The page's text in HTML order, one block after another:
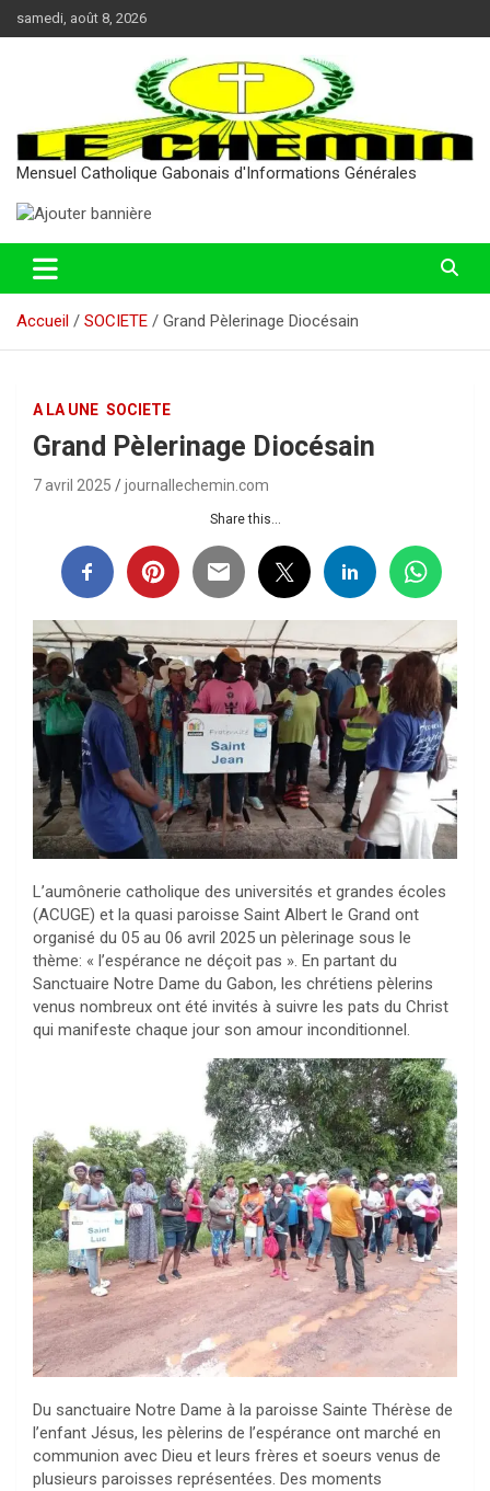
au
samedi, août 8, 2026
Mensuel Catholique Gabonais d'Informations Générales
Accueil SOCIETE Grand Pèlerinage Diocésain
A LA UNE SOCIETE
Grand Pèlerinage Diocésain
7 avril 2025 journallechemin.com
Share this...
L’aumônerie catholique des universités et grandes écoles
(ACUGE) et la quasi paroisse Saint Albert le Grand ont
organisé du 05 au 06 avril 2025 un pèlerinage sous le
thème: « l’espérance ne déçoit pas ». En partant du
Sanctuaire Notre Dame du Gabon, les chrétiens pèlerins
venus nombreux ont été invités à suivre les pats du Christ
qui manifeste chaque jour son amour inconditionnel.
Du sanctuaire Notre Dame à la paroisse Sainte Thérèse de
l’enfant Jésus, les pèlerins de l’espérance ont marché en
communion avec Dieu et leurs frères et soeurs venus de
plusieurs paroisses représentées. Des moments